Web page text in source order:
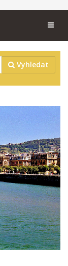
Vyhledat